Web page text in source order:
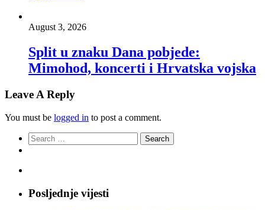
August 3, 2026
Split u znaku Dana pobjede:
Mimohod, koncerti i Hrvatska vojska
Leave A Reply
You must be logged in to post a comment.
Search
for:
Posljednje vijesti